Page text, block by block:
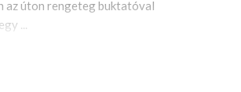
az úton rengeteg buktatóval
...